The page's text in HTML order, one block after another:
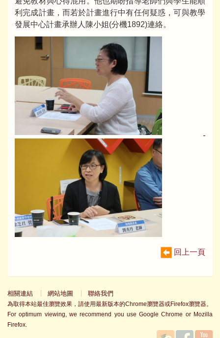
利完成計畫，而若於計畫進行中有任何疑惑，可與教學
發展中心計畫承辦人陳小姐(分機1892)連絡。
回上一頁
相關連結 網站地圖 聯絡我們
為取得本站最佳瀏覽效果，請使用最新版本的Chrome瀏覽器或Firefox瀏覽器。
For optimum viewing, we recommend you use Google Chrome or Mozilla
Firefox.